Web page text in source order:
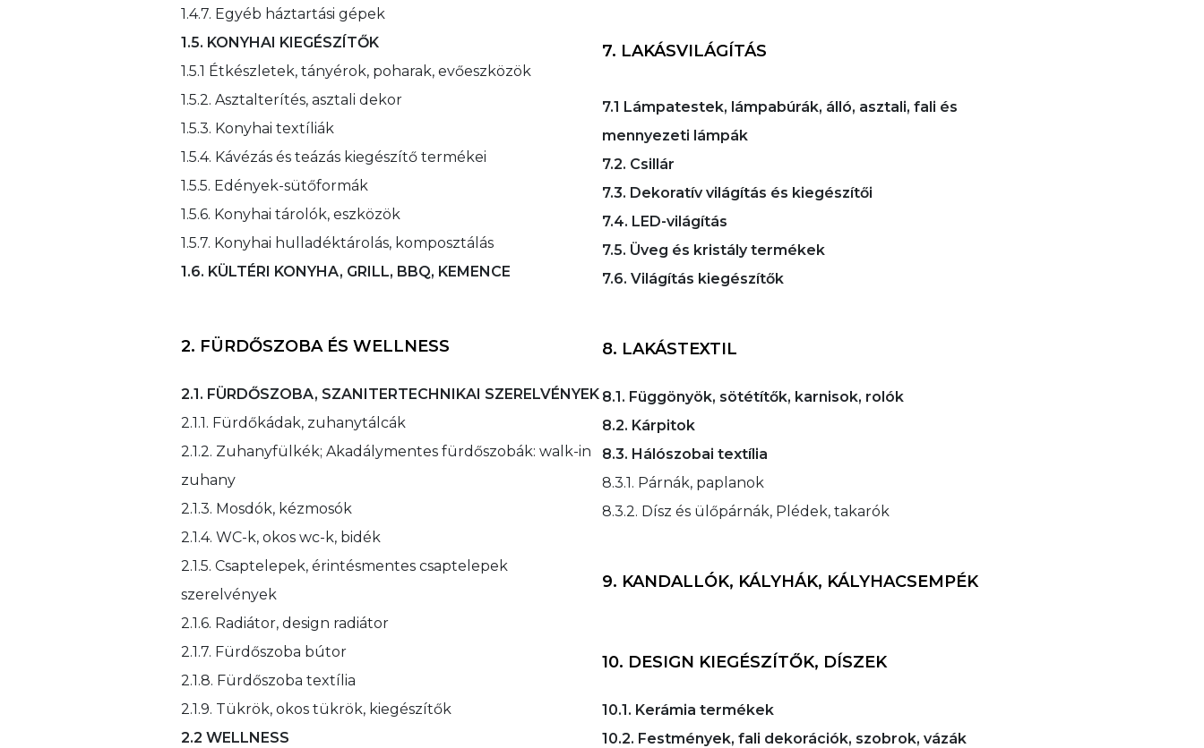
1.4.7. Egyéb háztartási gépek
1.5. KONYHAI KIEGÉSZÍTŐK
1.5.1 Étkészletek, tányérok, poharak, evőeszközök
1.5.2. Asztalterítés, asztali dekor
1.5.3. Konyhai textíliák
1.5.4. Kávézás és teázás kiegészítő termékei
1.5.5. Edények-sütőformák
1.5.6. Konyhai tárolók, eszközök
1.5.7. Konyhai hulladéktárolás, komposztálás
1.6. KÜLTÉRI KONYHA, GRILL, BBQ, KEMENCE
2. FÜRDŐSZOBA ÉS WELLNESS
2.1. FÜRDŐSZOBA, SZANITERTECHNIKAI SZERELVÉNYEK
2.1.1. Fürdőkádak, zuhanytálcák
2.1.2. Zuhanyfülkék; Akadálymentes fürdőszobák: walk-in
zuhany
2.1.3. Mosdók, kézmosók
2.1.4. WC-k, okos wc-k, bidék
2.1.5. Csaptelepek, érintésmentes csaptelepek
szerelvények
2.1.6. Radiátor, design radiátor
2.1.7. Fürdőszoba bútor
2.1.8. Fürdőszoba textília
2.1.9. Tükrök, okos tükrök, kiegészítők
2.2 WELLNESS
7. LAKÁSVILÁGÍTÁS
7.1 Lámpatestek, lámpabúrák, álló, asztali, fali és
mennyezeti lámpák
7.2. Csillár
7.3. Dekoratív világítás és kiegészítői
7.4. LED-világítás
7.5. Üveg és kristály termékek
7.6. Világítás kiegészítők
8. LAKÁSTEXTIL
8.1. Függönyök, sötétítők, karnisok, rolók
8.2. Kárpitok
8.3. Hálószobai textília
8.3.1. Párnák, paplanok
8.3.2. Dísz és ülőpárnák, Plédek, takarók
9. KANDALLÓK, KÁLYHÁK, KÁLYHACSEMPÉK
10. DESIGN KIEGÉSZÍTŐK, DÍSZEK
10.1. Kerámia termékek
10.2. Festmények, fali dekorációk, szobrok, vázák